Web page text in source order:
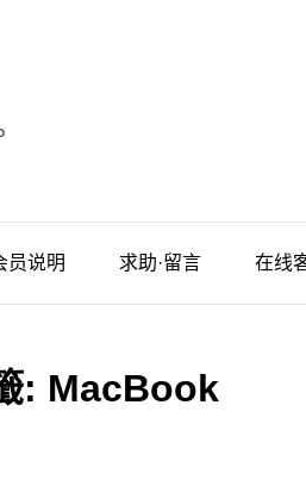
员说明 求助·留言 在线
: MacBook